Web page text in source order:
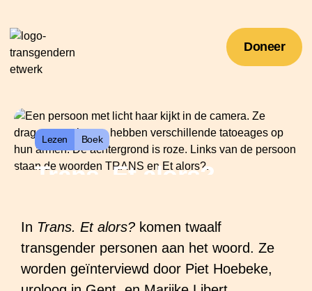
Doneer
Lezen Boek
Trans. Et alors?
In Trans. Et alors? komen twaalf
transgender personen aan het woord. Ze
worden geïnterviewd door Piet Hoebeke,